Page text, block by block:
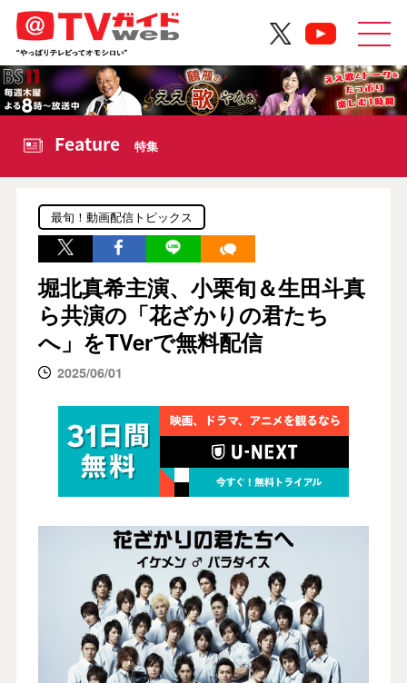
Feature 特集
最旬！動画配信トピックス
堀北真希主演、小栗旬＆生田斗真
ら共演の「花ざかりの君たち
へ」をTVerで無料配信
2025/06/01